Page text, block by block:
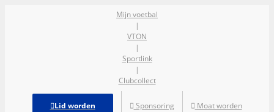
Mijn voetbal
|
VTON
|
Sportlink
|
Clubcollect
Lid worden Sponsoring Moat worden